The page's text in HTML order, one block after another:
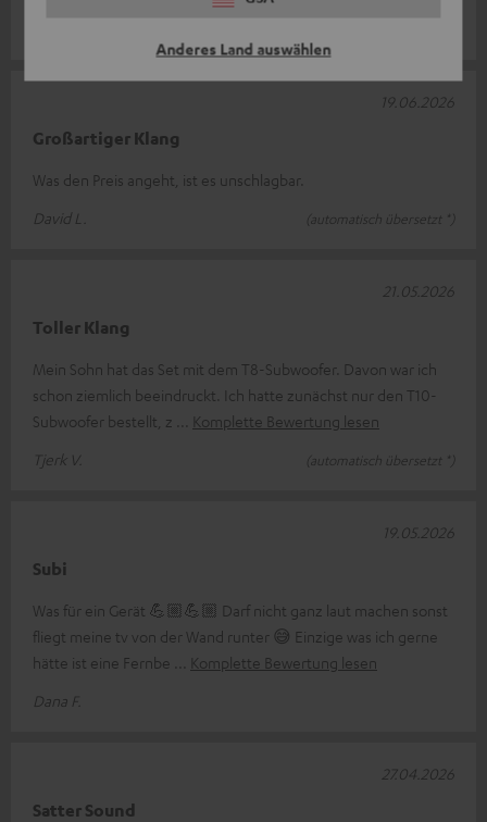
Anderes Land auswählen
Großartiger Klang
Was den Preis angeht, ist es unschlagbar.
David L.
(automatisch übersetzt *)
19.06.2026
Toller Klang
Mein Sohn hat das Set mit dem T8-Subwoofer. Davon war ich
schon ziemlich beeindruckt. Ich hatte zunächst nur den T10-
Subwoofer bestellt, z
Komplette Bewertung lesen
Tjerk V.
(automatisch übersetzt *)
21.05.2026
Subi
Was für ein Gerät 💪🏼💪🏼 Darf nicht ganz laut machen sonst
fliegt meine tv von der Wand runter 😅 Einzige was ich gerne
hätte ist eine Fernbe
Komplette Bewertung lesen
Dana F.
19.05.2026
Satter Sound
27.04.2026